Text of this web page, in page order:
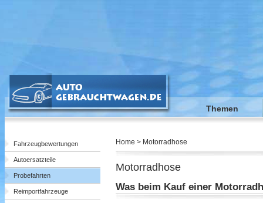
Themen
Fahrzeugbewertungen
Autoersatzteile
Probefahrten
Reimportfahrzeuge
Home > Motorradhose
Motorradhose
Was beim Kauf einer